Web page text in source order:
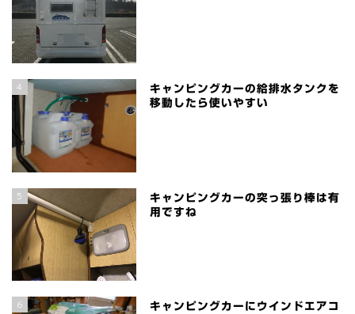
4
キャンピングカーの給排水タンクを
移動したら使いやすい
5
キャンピングカーの突っ張り棒は有
用ですね
6
キャンピングカーにウインドエアコ